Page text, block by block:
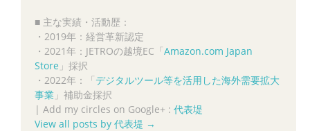
■ 主な実績・活動歴：
・2019年：経営革新認定
・2021年：JETROの越境EC「Amazon.com Japan
Store 」採択
・2022年：「デジタルツール等を活用した海外需要拡大
事業 」補助金採択
| Add my circles on Google+ : 代表堤
View all posts by 代表堤 →